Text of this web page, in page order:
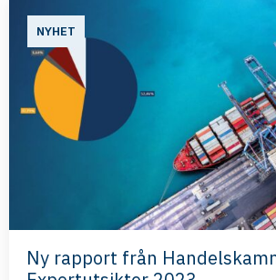
NYHET
Ny rapport från